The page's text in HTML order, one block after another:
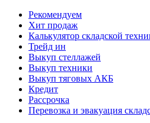
Рекомендуем
Хит продаж
Калькулятор складской
Трейд ин
Выкуп стеллажей
Выкуп техники
Выкуп тяговых АКБ
Кредит
Рассрочка
Перевозка и эвакуация